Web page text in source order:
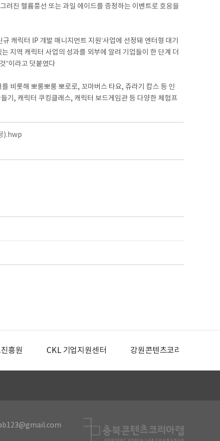
려진 헬륨풍선 또는 과일 에이드를 증정하는 이벤트로 호응을
캐릭터 IP 개발 매니지먼트 지원’사업에 선정돼 엔터형 대기
지역 캐릭터 사업의 성과를 외부에 알려 기업들이 한 단계 더
”이라고 덧붙였다
비롯해 뽀롱뽀롱 뽀로로, 꼬마버스 타요, 쥬라기 캅스 등 인
기, 캐릭터 쿠킹클래스, 캐릭터 보드게임관 등 다양한 체험프
).hwp
흥원 CKL 기업지원센터 강원콘텐츠코리아랩